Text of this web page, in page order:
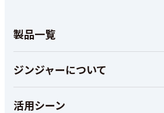
製品一覧
ジンジャーについて
活用シーン